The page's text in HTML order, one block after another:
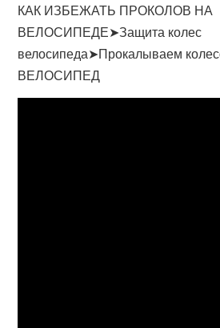
КАК ИЗБЕЖАТЬ ПРОКОЛОВ НА
ВЕЛОСИПЕДЕ➤Защита колес
велосипеда➤Прокалываем
ВЕЛОСИПЕД